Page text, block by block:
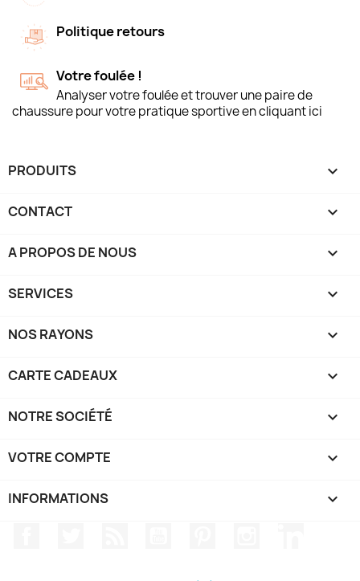
Politique retours
Votre foulée !
Analyser votre foulée et trouver une paire de
chaussure pour votre pratique sportive en cliquant ici
PRODUITS 
CONTACT 
A PROPOS DE NOUS 
SERVICES 
NOS RAYONS 
CARTE CADEAUX 
NOTRE SOCIÉTÉ 
VOTRE COMPTE 
INFORMATIONS keyboard_arrow_down